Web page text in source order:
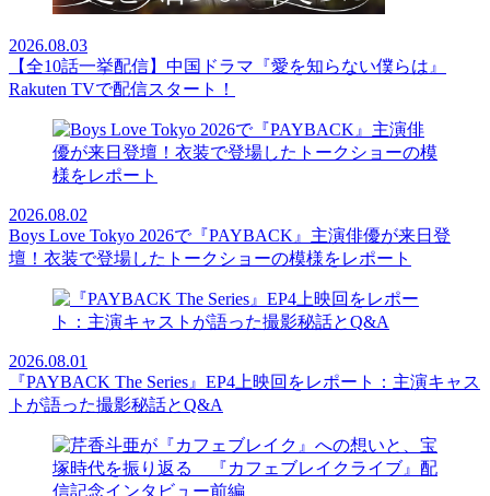
2026.08.03
【全10話一挙配信】中国ドラマ『愛を知らない僕らは』
Rakuten TVで配信スタート！
2026.08.02
Boys Love Tokyo 2026で『PAYBACK』主演俳優が来日登
壇！衣装で登場したトークショーの模様をレポート
2026.08.01
『PAYBACK The Series』EP4上映回をレポート：主演キャス
トが語った撮影秘話とQ&A